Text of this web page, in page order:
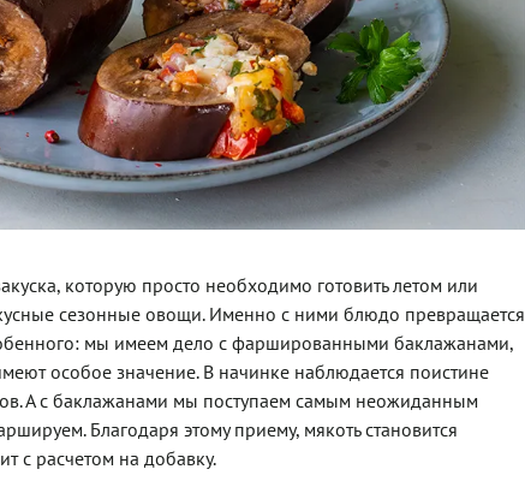
которую просто необходимо готовить летом или
сезонные овощи. Именно с ними блюдо превращается
мы имеем дело с фаршированными баклажанами,
особое значение. В начинке наблюдается поистине
А с баклажанами мы поступаем самым неожиданным
Благодаря этому приему, мякоть становится
с расчетом на добавку.